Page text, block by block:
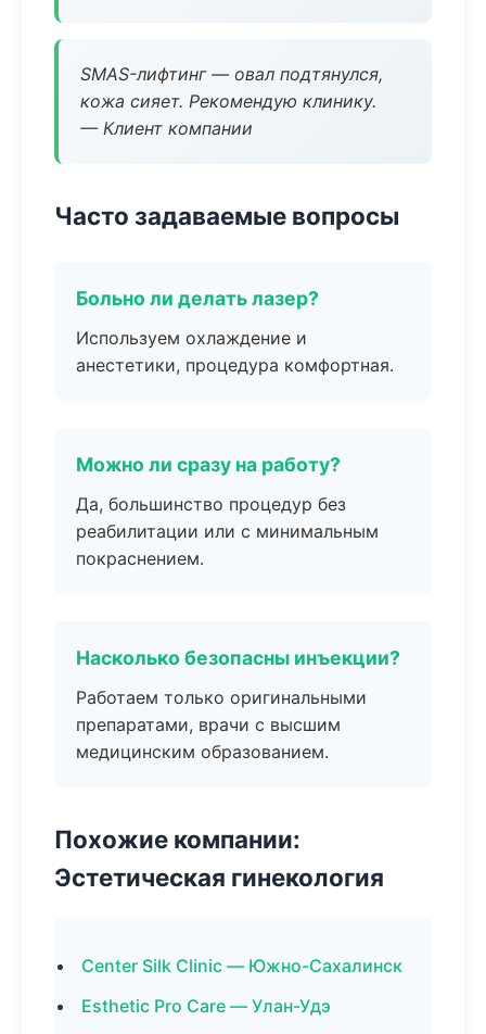
SMAS-лифтинг — овал подтянулся,
кожа сияет. Рекомендую клинику.
— Клиент компании
Часто задаваемые вопросы
Больно ли делать лазер?
Используем охлаждение и
анестетики, процедура комфортная.
Можно ли сразу на работу?
Да, большинство процедур без
реабилитации или с минимальным
покраснением.
Насколько безопасны инъекции?
Работаем только оригинальными
препаратами, врачи с высшим
медицинским образованием.
Похожие компании:
Эстетическая гинекология
Center Silk Clinic — Южно-Сахалинск
Esthetic Pro Care — Улан-Удэ